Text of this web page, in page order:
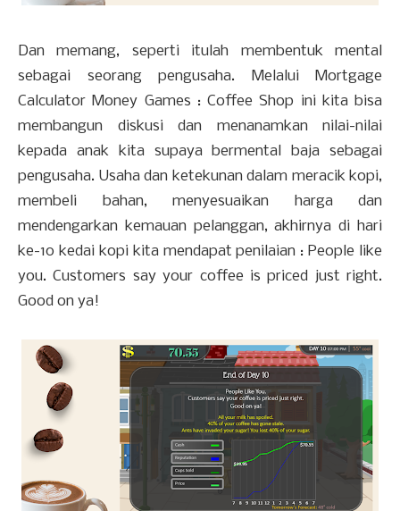
Dan memang, seperti itulah membentuk mental
sebagai seorang pengusaha. Melalui Mortgage
Calculator Money Games : Coffee Shop ini kita bisa
membangun diskusi dan menanamkan nilai-nilai
kepada anak kita supaya bermental baja sebagai
pengusaha. Usaha dan ketekunan dalam meracik kopi,
membeli bahan, menyesuaikan harga dan
mendengarkan kemauan pelanggan, akhirnya di hari
ke-10 kedai kopi kita mendapat penilaian : People like
you. Customers say your coffee is priced just right.
Good on ya!